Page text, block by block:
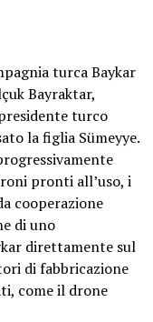
turca Baykar
Bayraktar,
turco
la figlia Sümeyye.
pronti all’uso, i
cooperazione
di uno
direttamente sul
di fabbricazione
come il drone